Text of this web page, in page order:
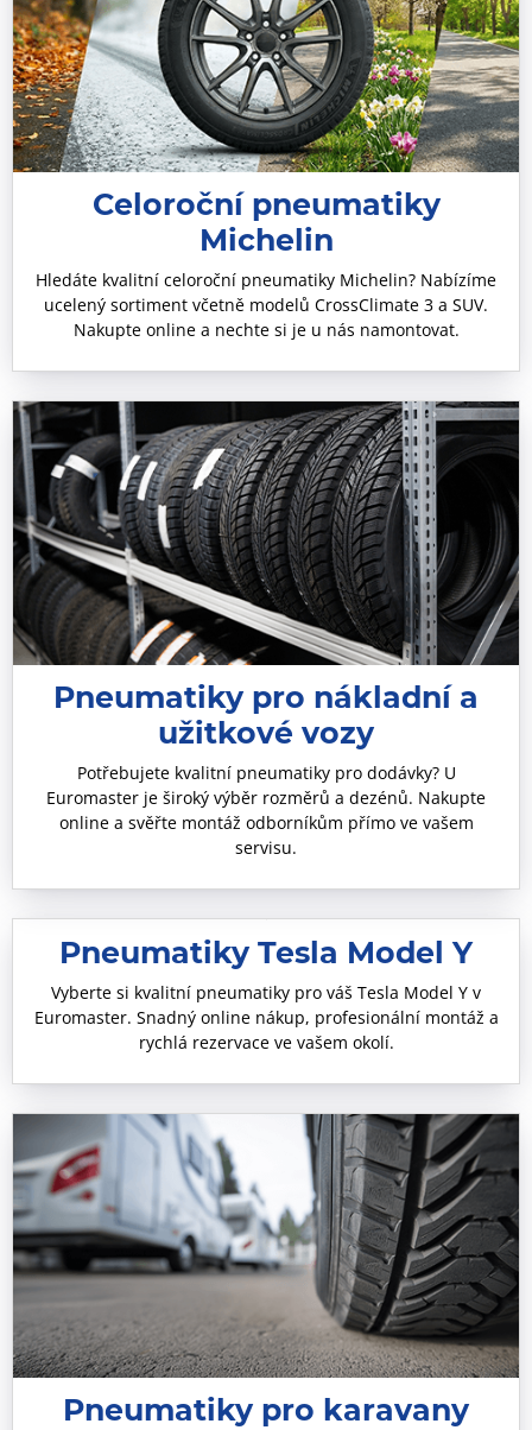
Celoroční pneumatiky
Michelin
Hledáte kvalitní celoroční pneumatiky Michelin? Nabízíme
ucelený sortiment včetně modelů CrossClimate 3 a SUV.
Nakupte online a nechte si je u nás namontovat.
Pneumatiky pro nákladní a
užitkové vozy
Potřebujete kvalitní pneumatiky pro dodávky? U
Euromaster je široký výběr rozměrů a dezénů. Nakupte
online a svěřte montáž odborníkům přímo ve vašem
servisu.
Pneumatiky Tesla Model Y
Vyberte si kvalitní pneumatiky pro váš Tesla Model Y v
Euromaster. Snadný online nákup, profesionální montáž a
rychlá rezervace ve vašem okolí.
Pneumatiky pro karavany